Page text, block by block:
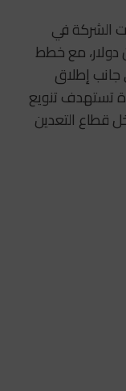
الشركة في
الآن حوالي 400 مليون دولار، مع خطط
جانب إطلاق
2029، في خطوة تستهدف تنويع
قطاع التعدين